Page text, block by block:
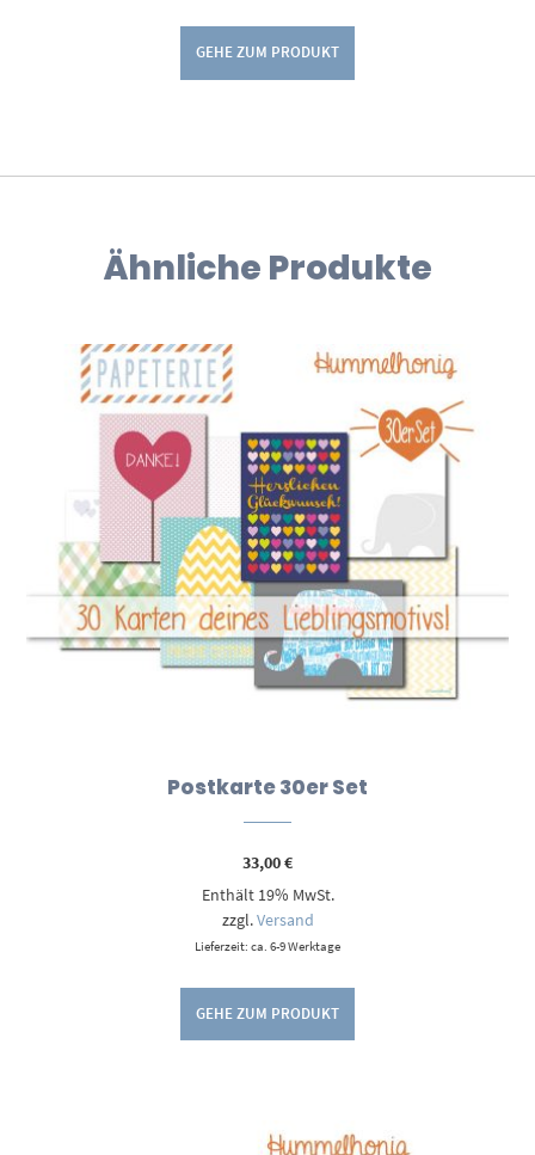
GEHE ZUM PRODUKT
Ähnliche Produkte
Postkarte 30er Set
33,00€
Enthält 19% MwSt.
zzgl.Versand
Lieferzeit: ca. 6-9 Werktage
GEHE ZUM PRODUKT